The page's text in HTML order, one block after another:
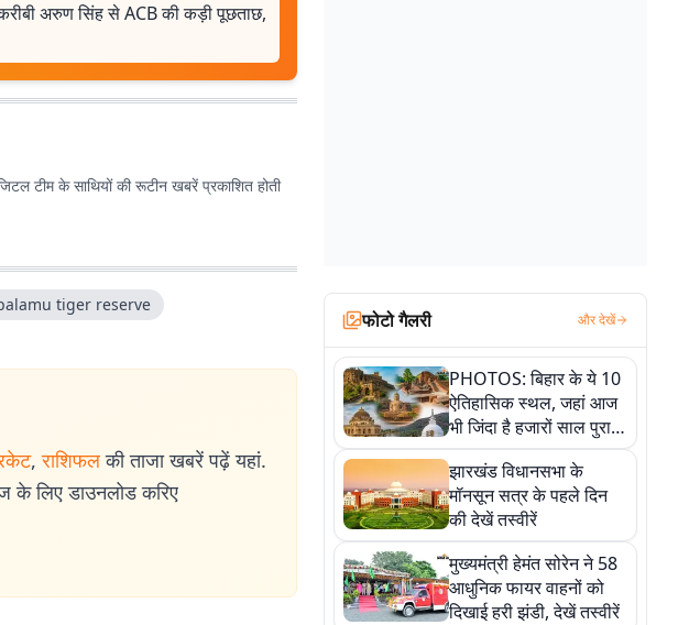
अरुण सिंह से ACB की कड़ी पूछताछ,
टीम के साथियों की रूटीन खबरें प्रकाशित होती
tiger reserve
, राशिफल की ताजा खबरें पढ़ें यहां.
लिए डाउनलोड करिए
फोटो गैलरी और देखें
PHOTOS: बिहार के ये 10
ऐतिहासिक स्थल, जहां आज
भी जिंदा है हजारों साल पुराना
इतिहास, एक बार जरूर घूमिए
झारखंड विधानसभा के
मॉनसून सत्र के पहले दिन
की देखें तस्वीरें
मुख्यमंत्री हेमंत सोरेन ने 58
आधुनिक फायर वाहनों को
दिखाई हरी झंडी, देखें तस्वीरें